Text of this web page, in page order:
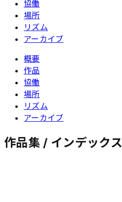
協働
場所
リズム
アーカイブ
概要
作品
協働
場所
リズム
アーカイブ
作品集 / インデックス